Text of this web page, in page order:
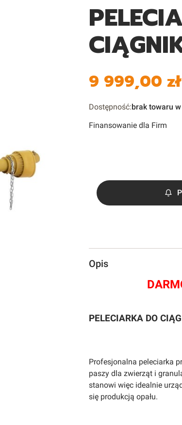
Cena
9 999,00 zł
Dostępność:brak towaru
Finansowanie dla Firm
Opis
PELECIARKA DO
Profesjonalna peleciarka
paszy dla zwierząt i
stanowi więc idealnie
się produkcją opału.